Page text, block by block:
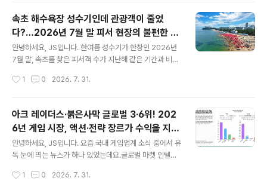
요, 그 이야기의 씨앗이 뿌려진 곳이 다름 아닌 강원도 속초
였다는 사실이 알려지면서 새삼 주목을 받고 있습니다.오
늘은 세계가 주목한 영화 '호프'의 탄생 비화와 함께, 속초
가 왜 영화·드라마 창작자들이 끊임없이 찾는 도시가 되었
영지들을 총정리해 드리겠습니다.✅ 핵심 요약 먼저 짚고
속초 해수욕장 성수기인데 관광객이 줄었
다?…2026년 7월 말 피서 현장의 불편한 진
실
안녕하세요, JS입니다. 한여름 성수기가 한창인 2026년
7월 말, 속초를 찾은 피서객 수가 지난해 같은 기간과 비교
초시는 야간 개장, 미디어아트, 안전 시스템 강화 등 그 어
관광객은 오히려 줄었을까요?오늘은 2026년 속초 여름
성수기 관광객 감소의 배경과 원인을 짚어보고, 현장에서
들려오는 시민·피서객의 날카로운 목소리까지 함께 살펴보
겠습니다.✅ 핵심 요약2026년 7월 말 기준, 속초 해수욕
장 방문 피서객이 지난해 동기 대비 약 40만 명 감소한 것
만 명이 방문하며 나름 선방했으나, 속초에 집중된 쏠림 현
1 0 2026. 7. 31.
아크 레이더스·붉은사막 글로벌 3·6위! 202
6년 게임 시장, 액션·전략 장르가 수익을 지배
한다
안녕하세요, JS입니다. 요즘 국내 게임업계 소식 중에서 유
독 눈에 띄는 뉴스가 하나 있었는데요.글로벌 마켓 인텔리
9일 발표한 '게임 심층 분석: 액션 및 전략' 리포트에서, 넥
1 0 2026. 7. 31.